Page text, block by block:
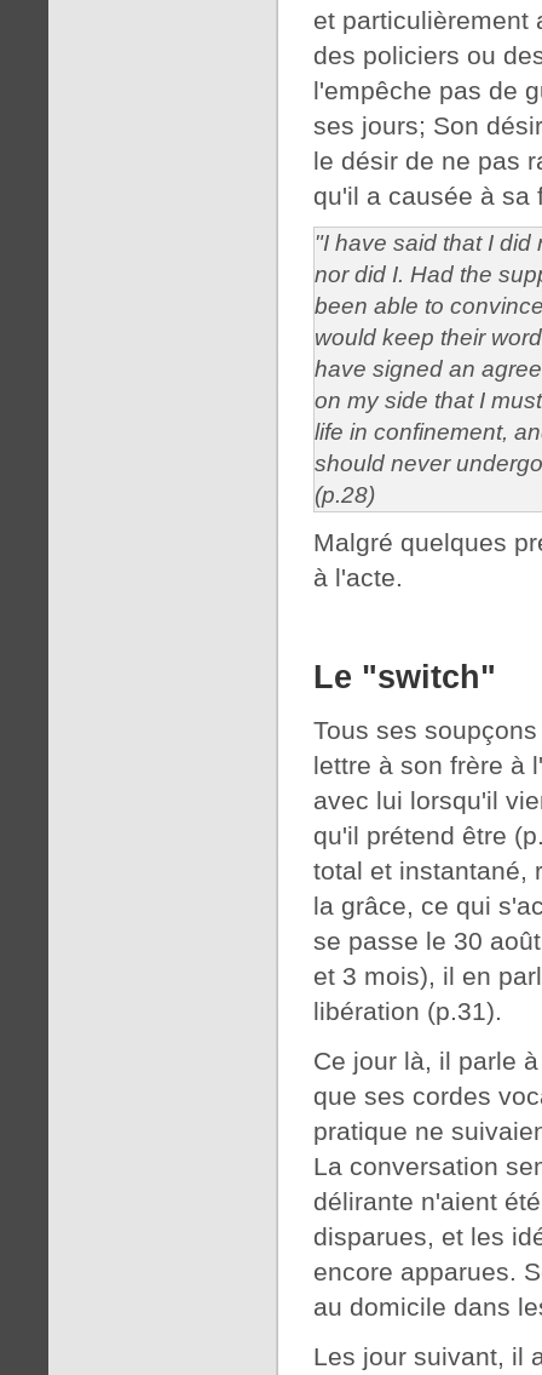
et particulièrement
des policiers ou
l'empêche pas de
ses jours; Son
le désir de ne pas
qu'il a causée à sa
"I have said that I did
nor did I. Had the
been able to
would keep their
have signed an
on my side that I
life in confinement,
should never
(p.28)
Malgré quelques
à l'acte.
Le "switch"
Tous ses
lettre à son frère à
avec lui lorsqu'il
qu'il prétend être
total et instantané,
la grâce, ce qui
se passe le 30
et 3 mois), il en
libération (p.31).
Ce jour là, il parle
que ses cordes
pratique ne
La conversation
délirante n'aient
disparues, et les
encore apparues.
au domicile dans
Les jour suivant, il